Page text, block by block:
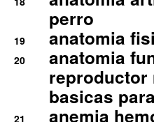
perro
19 anatomia
20
anatomia
reproductor
basicas
21
anemia